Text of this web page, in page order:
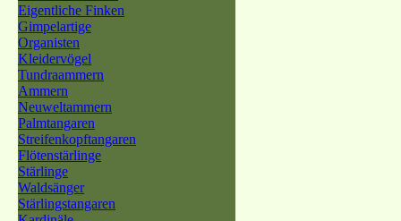
Eigentliche Finken
Gimpelartige
Organisten
Kleidervögel
Tundraammern
Ammern
Neuweltammern
Palmtangaren
Streifenkopftangaren
Flötenstärlinge
Stärlinge
Waldsänger
Stärlingstangaren